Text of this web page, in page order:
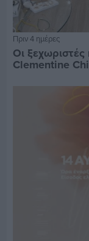
Πριν 4 ημέρες
Οι ξεχωριστές
Clementine